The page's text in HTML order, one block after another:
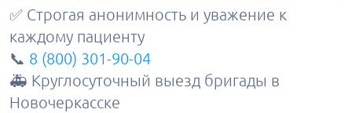
✅ Строгая анонимность и уважение к
каждому пациенту
📞 8 (800) 301-90-04
🚑 Круглосуточный выезд бригады в
Новочеркасске